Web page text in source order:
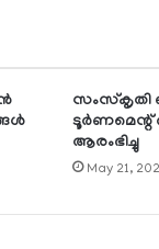
സംസ്‌കൃതി
ടൂര്‍ണമെന്റ്
ആരംഭിച്ചു
May 21,